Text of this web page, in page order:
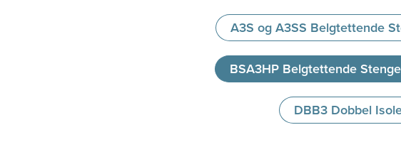
A3S og A3SS Belgtettende
BSA3HP Belgtettende
DBB3 Dobbel